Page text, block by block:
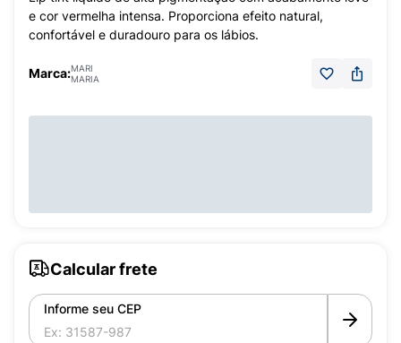
e cor vermelha intensa. Proporciona efeito natural,
confortável e duradouro para os lábios.
Marca:MARI
MARIA
Calcular frete
Informe seu CEP